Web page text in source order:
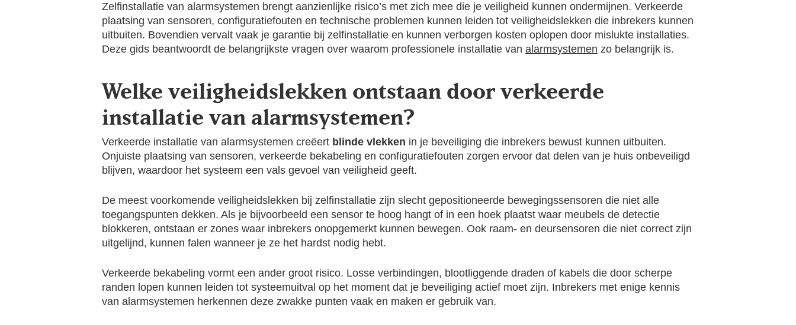
Zelfinstallatie van alarmsystemen brengt aanzienlijke risico’s met zich mee die je veiligheid kunnen ondermijnen. Verkeerde
plaatsing van sensoren, configuratiefouten en technische problemen kunnen leiden tot veiligheidslekken die inbrekers kunnen
uitbuiten. Bovendien vervalt vaak je garantie bij zelfinstallatie en kunnen verborgen kosten oplopen door mislukte installaties.
Deze gids beantwoordt de belangrijkste vragen over waarom professionele installatie van alarmsystemen zo belangrijk is.
Welke veiligheidslekken ontstaan door verkeerde
installatie van alarmsystemen?
Verkeerde installatie van alarmsystemen creëert blinde vlekken in je beveiliging die inbrekers bewust kunnen uitbuiten.
Onjuiste plaatsing van sensoren, verkeerde bekabeling en configuratiefouten zorgen ervoor dat delen van je huis onbeveiligd
blijven, waardoor het systeem een vals gevoel van veiligheid geeft.
De meest voorkomende veiligheidslekken bij zelfinstallatie zijn slecht gepositioneerde bewegingssensoren die niet alle
toegangspunten dekken. Als je bijvoorbeeld een sensor te hoog hangt of in een hoek plaatst waar meubels de detectie
blokkeren, ontstaan er zones waar inbrekers onopgemerkt kunnen bewegen. Ook raam- en deursensoren die niet correct zijn
uitgelijnd, kunnen falen wanneer je ze het hardst nodig hebt.
Verkeerde bekabeling vormt een ander groot risico. Losse verbindingen, blootliggende draden of kabels die door scherpe
randen lopen kunnen leiden tot systeemuitval op het moment dat je beveiliging actief moet zijn. Inbrekers met enige kennis
van alarmsystemen herkennen deze zwakke punten vaak en maken er gebruik van.